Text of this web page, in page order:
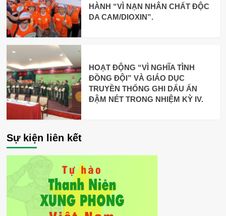
HÀNH “VÌ NẠN NHÂN CHẤT ĐỘC
DA CAM/DIOXIN”.
HOẠT ĐỘNG “VÌ NGHĨA TÌNH
ĐỒNG ĐỘI” VÀ GIÁO DỤC
TRUYỀN THỐNG GHI DẤU ẤN
ĐẬM NÉT TRONG NHIỆM KỲ IV.
Sự kiện liên kết